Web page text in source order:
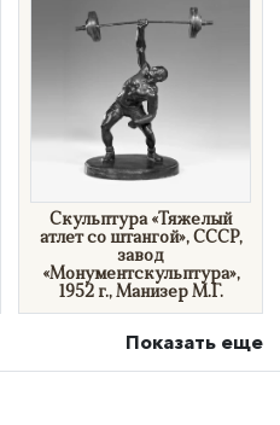
Скульптура «Тяжелый
атлет со штангой», СССР,
завод
«Монументскульптура»,
1952 г., Манизер М.Г.
Показать еще